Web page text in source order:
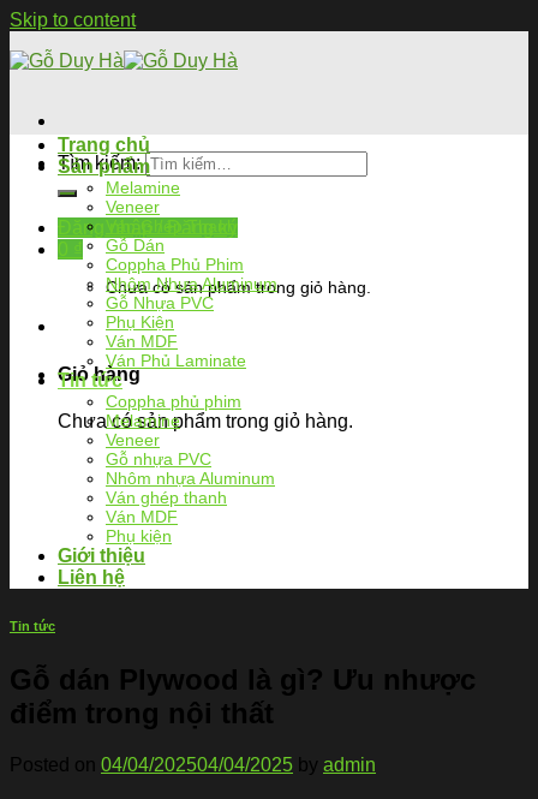
Skip to content
Tìm kiếm:
Đăng nhập / Đăng ký
Chưa có sản phẩm trong giỏ hàng.
Giỏ hàng
Chưa có sản phẩm trong giỏ hàng.
Trang chủ
Sản phẩm
Melamine
Veneer
Gỗ Dán
Coppha Phủ Phim
Nhôm Nhựa Aluminum
Gỗ Nhựa PVC
Phụ Kiện
Ván MDF
Ván Phủ Laminate
Tin tức
Coppha phủ phim
Melamine
Veneer
Gỗ nhựa PVC
Nhôm nhựa Aluminum
Ván ghép thanh
Ván MDF
Phụ kiện
Giới thiệu
Liên hệ
Tin tức
Gỗ dán Plywood là gì? Ưu nhược
điểm trong nội thất
Posted on 04/04/202504/04/2025 by admin